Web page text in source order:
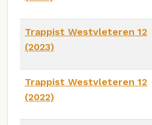
Trappist Westvleteren 12
(2023)
Trappist Westvleteren 12
(2022)